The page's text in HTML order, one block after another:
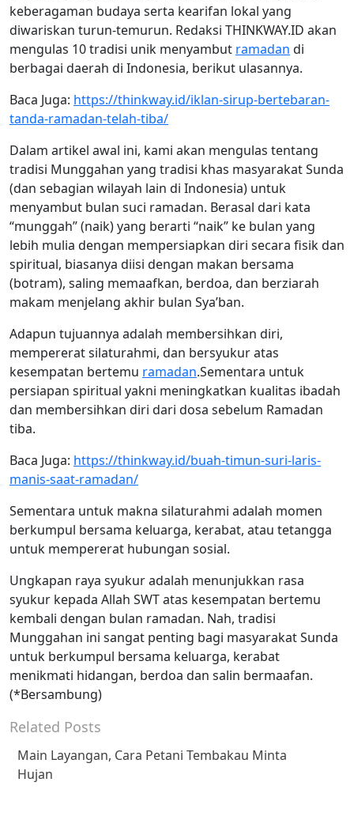
keberagaman budaya serta kearifan lokal yang
diwariskan turun-temurun. Redaksi THINKWAY.ID akan
mengulas 10 tradisi unik menyambut ramadan di
berbagai daerah di Indonesia, berikut ulasannya.
Baca Juga: https://thinkway.id/iklan-sirup-bertebaran-
tanda-ramadan-telah-tiba/
Dalam artikel awal ini, kami akan mengulas tentang
tradisi Munggahan yang tradisi khas masyarakat Sunda
(dan sebagian wilayah lain di Indonesia) untuk
menyambut bulan suci ramadan. Berasal dari kata
“munggah” (naik) yang berarti “naik” ke bulan yang
lebih mulia dengan mempersiapkan diri secara fisik dan
spiritual, biasanya diisi dengan makan bersama
(botram), saling memaafkan, berdoa, dan berziarah
makam menjelang akhir bulan Sya’ban.
Adapun tujuannya adalah membersihkan diri,
mempererat silaturahmi, dan bersyukur atas
kesempatan bertemu ramadan.Sementara untuk
persiapan spiritual yakni meningkatkan kualitas ibadah
dan membersihkan diri dari dosa sebelum Ramadan
tiba.
Baca Juga: https://thinkway.id/buah-timun-suri-laris-
manis-saat-ramadan/
Sementara untuk makna silaturahmi adalah momen
berkumpul bersama keluarga, kerabat, atau tetangga
untuk mempererat hubungan sosial.
Ungkapan raya syukur adalah menunjukkan rasa
syukur kepada Allah SWT atas kesempatan bertemu
kembali dengan bulan ramadan. Nah, tradisi
Munggahan ini sangat penting bagi masyarakat Sunda
untuk berkumpul bersama keluarga, kerabat
menikmati hidangan, berdoa dan salin bermaafan.
(*Bersambung)
Related Posts
Main Layangan, Cara Petani Tembakau Minta
Hujan